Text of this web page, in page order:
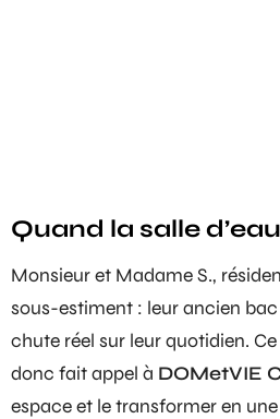
Quand la salle
Monsieur et Madame S.,
sous-estiment : leur ancien
chute réel sur leur quotidien.
donc fait appel à DOMetVIE
espace et le transformer en une